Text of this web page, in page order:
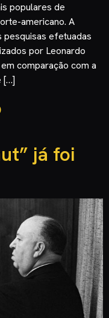
populares de
americano. A
pesquisas efetuadas
por Leonardo
comparação com a
[…]
já foi